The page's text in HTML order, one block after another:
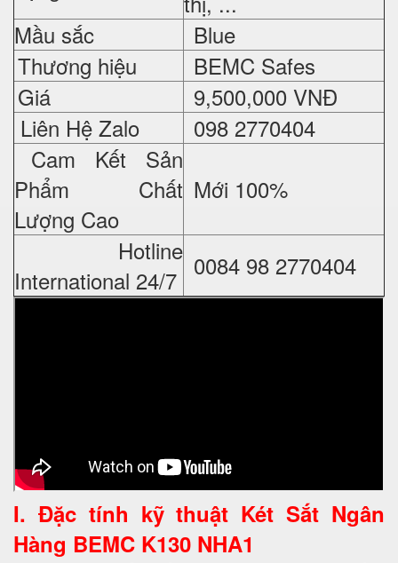
Mầu sắc
Blue
Thương hiệu
BEMC Safes
Giá
9,500,000 VNĐ
Liên Hệ Zalo
098 2770404
Cam Kết Sản
Phẩm Chất
Lượng Cao
Mới 100%
Hotline
International 24/7 0084 98 2770404
I. Đặc tính kỹ thuật Két Sắt Ngân
Hàng BEMC K130 NHA1